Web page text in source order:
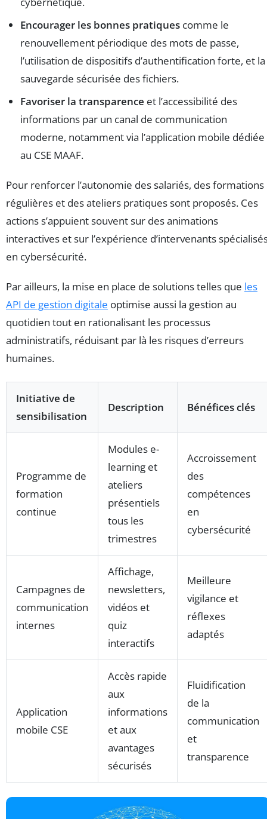
Encourager les bonnes pratiques comme le
renouvellement périodique des mots de passe,
l’utilisation de dispositifs d’authentification forte, et la
sauvegarde sécurisée des fichiers.
Favoriser la transparence et l’accessibilité des
informations par un canal de communication
moderne, notamment via l’application mobile dédiée
au CSE MAAF.
Pour renforcer l’autonomie des salariés, des formations
régulières et des ateliers pratiques sont proposés. Ces
actions s’appuient souvent sur des animations
interactives et sur l’expérience d’intervenants
en cybersécurité.
Par ailleurs, la mise en place de solutions telles que les
API de gestion digitale optimise aussi la gestion au
quotidien tout en rationalisant les processus
administratifs, réduisant par là les risques d’erreurs
humaines.
Initiative de
sensibilisation
Description Bénéfices clés
Programme de
formation
continue
Modules e-
learning et
ateliers
présentiels
tous les
trimestres
Accroissement
des
compétences
en
cybersécurité
Campagnes de
communication
internes
Affichage,
newsletters,
vidéos et
quiz
interactifs
Meilleure
vigilance et
réflexes
adaptés
Application
mobile CSE
Accès rapide
aux
informations
et aux
avantages
sécurisés
Fluidification
de la
communication
et
transparence